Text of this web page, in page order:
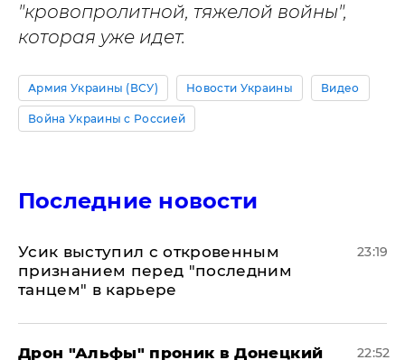
"кровопролитной, тяжелой войны",
которая уже идет.
Армия Украины (ВСУ) Новости Украины Видео
Война Украины с Россией
Последние новости
Усик выступил с откровенным
признанием перед "последним
танцем" в карьере
23:19
Дрон "Альфы" проник в Донецкий 22:52